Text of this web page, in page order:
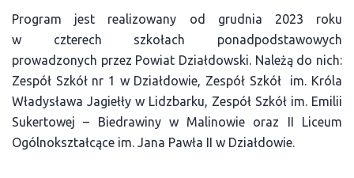
Program jest realizowany od grudnia 2023 roku
w czterech szkołach ponadpodstawowych
prowadzonych przez Powiat Działdowski. Należą do nich:
Zespół Szkół nr 1 w Działdowie, Zespół Szkół
im. Króla
Władysława Jagiełły w Lidzbarku, Zespół Szkół im. Emilii
Sukertowej – Biedrawiny w Malinowie oraz II Liceum
Ogólnokształcące im. Jana Pawła II w Działdowie.